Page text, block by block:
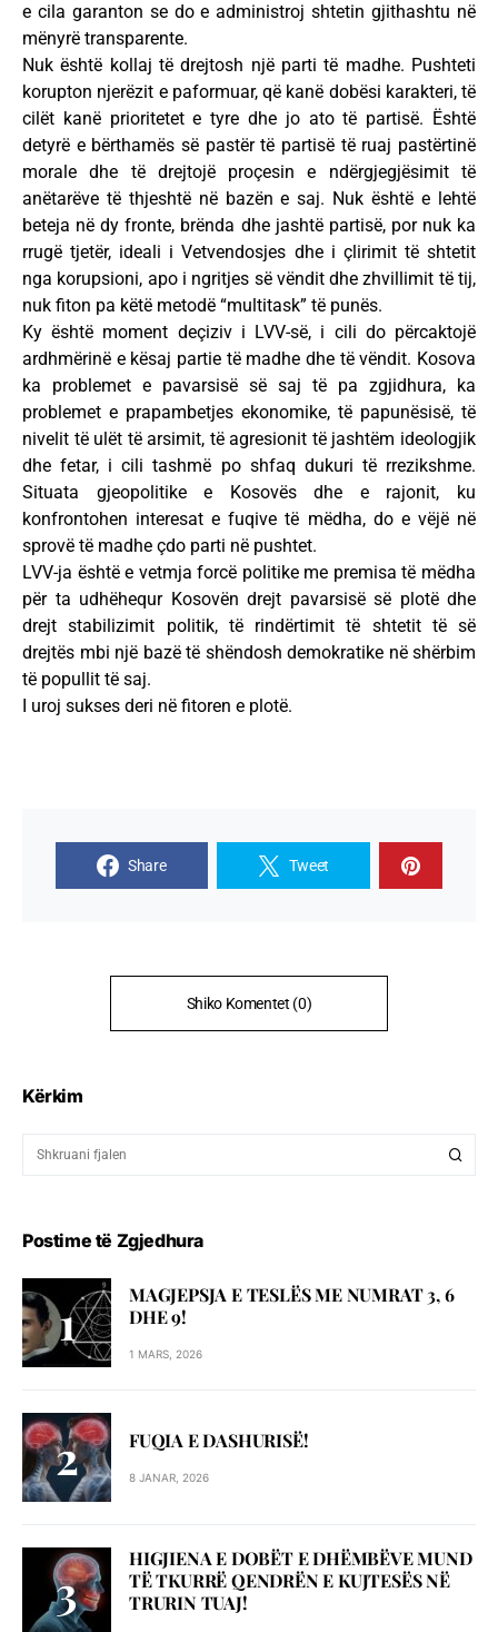
e cila garanton se do e administroj shtetin gjithashtu në
mënyrë transparente.
Nuk është kollaj të drejtosh një parti të madhe. Pushteti
korupton njerëzit e paformuar, që kanë dobësi karakteri, të
cilët kanë prioritetet e tyre dhe jo ato të partisë. Është
detyrë e bërthamës së pastër të partisë të ruaj pastërtinë
morale dhe të drejtojë proçesin e ndërgjegjësimit të
anëtarëve të thjeshtë në bazën e saj. Nuk është e lehtë
beteja në dy fronte, brënda dhe jashtë partisë, por nuk ka
rrugë tjetër, ideali i Vetvendosjes dhe i çlirimit të shtetit
nga korupsioni, apo i ngritjes së vëndit dhe zhvillimit të tij,
nuk fiton pa këtë metodë “multitask” të punës.
Ky është moment deçiziv i LVV-së, i cili do përcaktojë
ardhmërinë e kësaj partie të madhe dhe të vëndit. Kosova
ka problemet e pavarsisë së saj të pa zgjidhura, ka
problemet e prapambetjes ekonomike, të papunësisë, të
nivelit të ulët të arsimit, të agresionit të jashtëm ideologjik
dhe fetar, i cili tashmë po shfaq dukuri të rrezikshme.
Situata gjeopolitike e Kosovës dhe e rajonit, ku
konfrontohen interesat e fuqive të mëdha, do e vëjë në
sprovë të madhe çdo parti në pushtet.
LVV-ja është e vetmja forcë politike me premisa të mëdha
për ta udhëhequr Kosovën drejt pavarsisë së plotë dhe
drejt stabilizimit politik, të rindërtimit të shtetit të së
drejtës mbi një bazë të shëndosh demokratike në shërbim
të popullit të saj.
I uroj sukses deri në fitoren e plotë.
Share Tweet
Shiko Komentet (0)
Kërkim
Postime të Zgjedhura
MAGJEPSJA E TESLËS ME NUMRAT 3, 6
DHE 9!
1 MARS, 2026
FUQIA E DASHURISË!
8 JANAR, 2026
HIGJIENA E DOBËT E DHËMBËVE MUND
TË TKURRË QENDRËN E KUJTESËS NË
TRURIN TUAJ!